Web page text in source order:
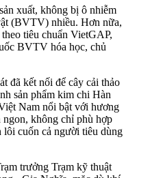
xuất, không bị ô nhiễm
(BVTV) nhiều. Hơn nữa,
tiêu chuẩn VietGAP,
BVTV hóa học, chủ
đã kết nối để cây cải thảo
sản phẩm kim chi Hàn
Nam nổi bật với hương
không chỉ phù hợp
cuốn cả người tiêu dùng
trưởng Trạm kỹ thuật